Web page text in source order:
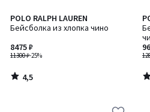
POLO RALPH LAUREN
Бейсболка из хлопка чино
11300 ₽-25%
8475 ₽
4,5
/ 5
4,5
/
/